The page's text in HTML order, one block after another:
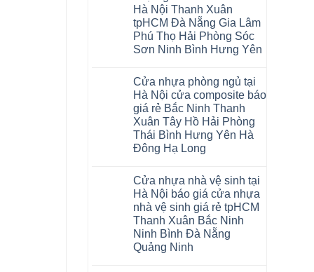
Thanh
Hóa
Quỳnh
Phụ
Phú
Thọ
Tuyên
Quang
Việt
Nam
khóa
4mm
6mm
đế
cao
su
và
cửa
nhựa
composite
giả
vân
không
gian
sang
trọng
Hà Nội Thanh Xuân
tpHCM Đà Nẵng Gia Lâm
Phú Thọ Hải Phòng Sóc
Sơn Ninh Bình Hưng Yên
bình
luận
ở
Sàn
nhựa
Glotex
4mm
giá
bao
nhựa
giả
gỗ
Glotex
có
tốt
không
sàn
nhựa
Cửa nhựa phòng ngủ tại
Hà Nội cửa composite báo
giá rẻ Bắc Ninh Thanh
Xuân Tây Hồ Hải Phòng
Thái Bình Hưng Yên Hà
Đông Hạ Long
bình
luận
ở
Cửa
nhựa
phòng
ngủ
tại
Hà
Cửa nhựa nhà vệ sinh tại
Hà Nội báo giá cửa nhựa
nhà vệ sinh giá rẻ tpHCM
Thanh Xuân Bắc Ninh
Ninh Bình Đà Nẵng
Quảng Ninh